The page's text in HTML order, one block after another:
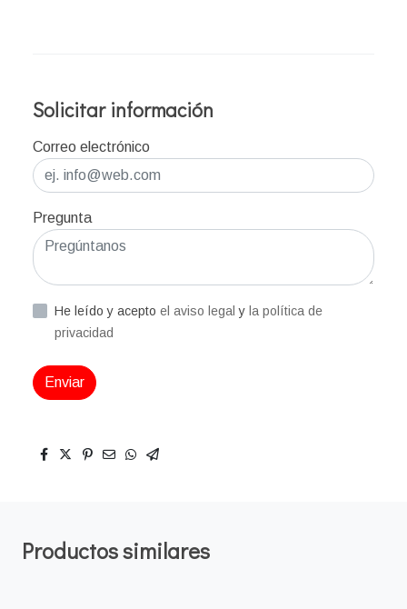
Solicitar información
Correo electrónico
Pregunta
He leído y acepto el aviso legaly la política de
privacidad
Enviar
Productos similares